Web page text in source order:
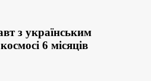
з українським
6 місяців